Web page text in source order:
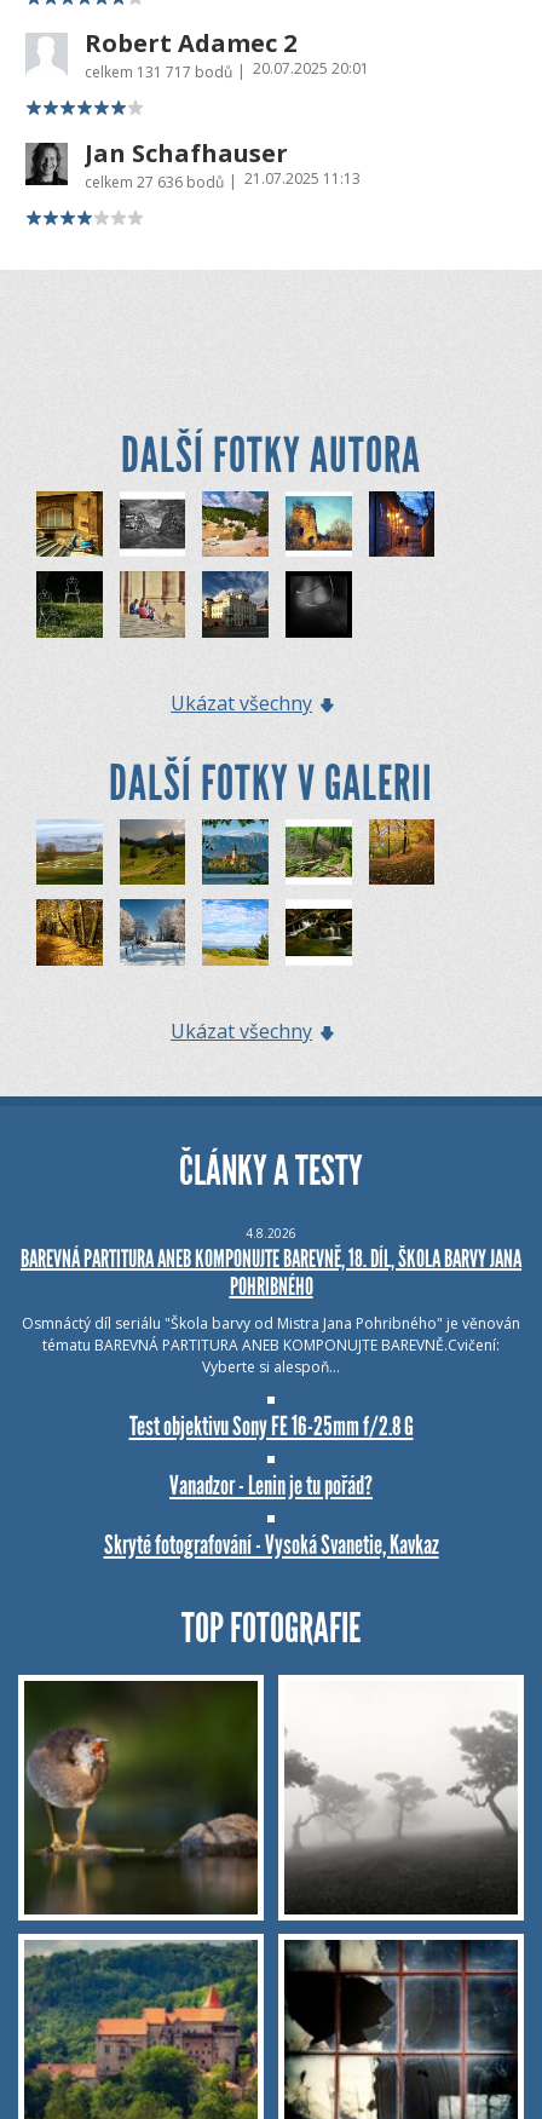
Robert Adamec 2
celkem 131 717 bodů | 20.07.2025 20:01
Jan Schafhauser
celkem 27 636 bodů | 21.07.2025 11:13
DALŠÍ FOTKY AUTORA
Ukázat všechny
DALŠÍ FOTKY V GALERII
Ukázat všechny
ČLÁNKY A TESTY
4.8.2026
BAREVNÁ PARTITURA ANEB KOMPONUJTE BAREVNĚ, 18. DÍL, ŠKOLA BARVY JANA
POHRIBNÉHO
Osmnáctý díl seriálu "Škola barvy od Mistra Jana Pohribného" je věnován
tématu BAREVNÁ PARTITURA ANEB KOMPONUJTE BAREVNĚ.Cvičení:
Vyberte si alespoň…
Test objektivu Sony FE 16-25mm f/2.8 G
Vanadzor - Lenin je tu pořád?
Skryté fotografování - Vysoká Svanetie, Kavkaz
TOP FOTOGRAFIE